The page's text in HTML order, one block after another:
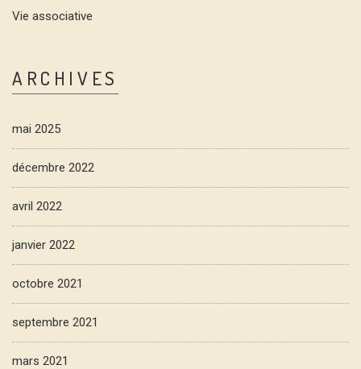
Vie associative
ARCHIVES
mai 2025
décembre 2022
avril 2022
janvier 2022
octobre 2021
septembre 2021
mars 2021